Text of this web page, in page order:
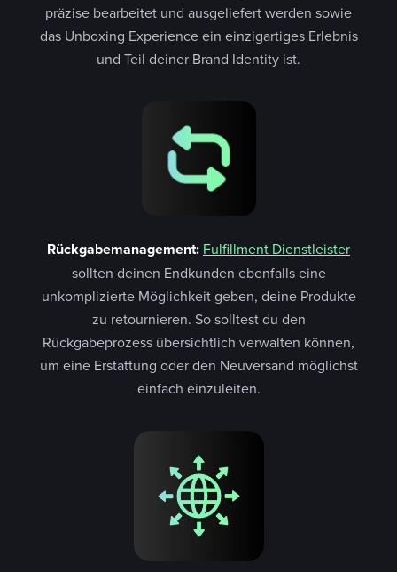
präzise bearbeitet und ausgeliefert werden sowie
das Unboxing Experience ein einzigartiges Erlebnis
und Teil deiner Brand Identity ist.
Rückgabemanagement: Fulfillment Dienstleister
sollten deinen Endkunden ebenfalls eine
unkomplizierte Möglichkeit geben, deine Produkte
zu retournieren. So solltest du den
Rückgabeprozess übersichtlich verwalten können,
um eine Erstattung oder den Neuversand möglichst
einfach einzuleiten.